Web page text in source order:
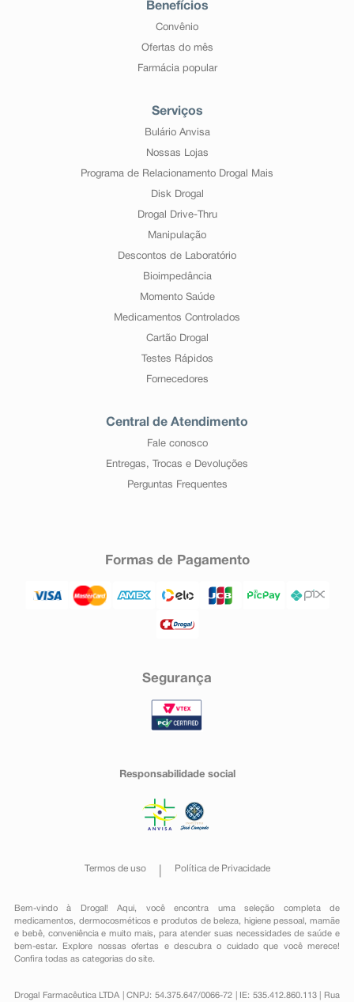
Benefícios
Convênio
Ofertas do mês
Farmácia popular
Serviços
Bulário Anvisa
Nossas Lojas
Programa de Relacionamento Drogal Mais
Disk Drogal
Drogal Drive-Thru
Manipulação
Descontos de Laboratório
Bioimpedância
Momento Saúde
Medicamentos Controlados
Cartão Drogal
Testes Rápidos
Fornecedores
Central de Atendimento
Fale conosco
Entregas, Trocas e Devoluções
Perguntas Frequentes
Formas de Pagamento
Segurança
Responsabilidade social
Termos de uso Política de Privacidade
Bem-vindo à Drogal! Aqui, você encontra uma seleção completa de
medicamentos , dermocosméticos e produtos de beleza, higiene pessoal ,mamãe
e bebê, conveniênciae muito mais, para atender suas necessidades de saúde e
bem-estar. Explore nossas ofertas e descubra o cuidado que você merece!
Confira todas as categorias do site.
Drogal Farmacêutica LTDA | CNPJ: 54.375.647/0066-72 | IE: 535.412.860.113 | Rua